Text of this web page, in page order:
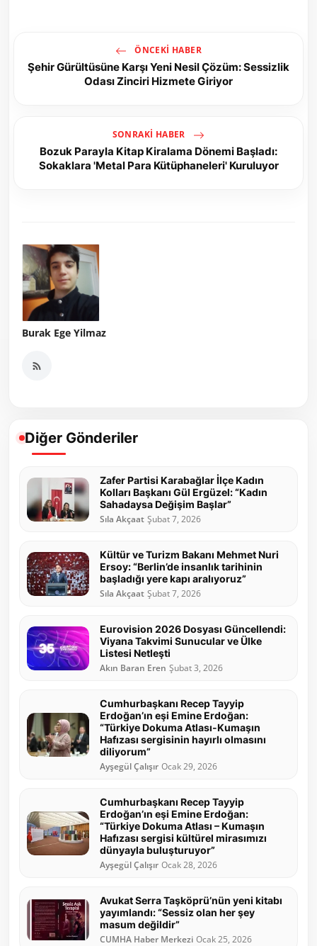
ÖNCEKI HABER
Şehir Gürültüsüne Karşı Yeni Nesil Çözüm: Sessizlik
Odası Zinciri Hizmete Giriyor
SONRAKI HABER
Bozuk Parayla Kitap Kiralama Dönemi Başladı:
Sokaklara 'Metal Para Kütüphaneleri' Kuruluyor
Burak Ege Yilmaz
Diğer Gönderiler
Zafer Partisi Karabağlar İlçe Kadın
Kolları Başkanı Gül Ergüzel: “Kadın
Sahadaysa Değişim Başlar”
Sıla Akçaat Şubat 7, 2026
Kültür ve Turizm Bakanı Mehmet Nuri
Ersoy: “Berlin’de insanlık tarihinin
başladığı yere kapı aralıyoruz”
Sıla Akçaat Şubat 7, 2026
Eurovision 2026 Dosyası Güncellendi:
Viyana Takvimi Sunucular ve Ülke
Listesi Netleşti
Akın Baran Eren Şubat 3, 2026
Cumhurbaşkanı Recep Tayyip
Erdoğan’ın eşi Emine Erdoğan:
“Türkiye Dokuma Atlası-Kumaşın
Hafızası sergisinin hayırlı olmasını
diliyorum”
Ayşegül Çalışır Ocak 29, 2026
Cumhurbaşkanı Recep Tayyip
Erdoğan’ın eşi Emine Erdoğan:
“Türkiye Dokuma Atlası – Kumaşın
Hafızası sergisi kültürel mirasımızı
dünyayla buluşturuyor”
Ayşegül Çalışır Ocak 28, 2026
Avukat Serra Taşköprü’nün yeni kitabı
yayımlandı: “Sessiz olan her şey
masum değildir”
CUMHA Haber Merkezi Ocak 25, 2026